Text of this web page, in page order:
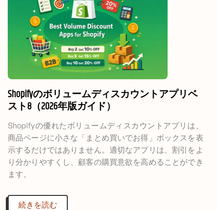
Shopifyのボリュームディスカウントアプリベ
スト8（2026年版ガイド）
Shopifyの優れたボリュームディスカウントアプリは、
商品ページに小さな「まとめ買いでお得」ボックスを表
示するだけではありません。適切なアプリは、割引をよ
り分かりやすくし、顧客の購買意欲を高めることができ
ます。
続きを読む